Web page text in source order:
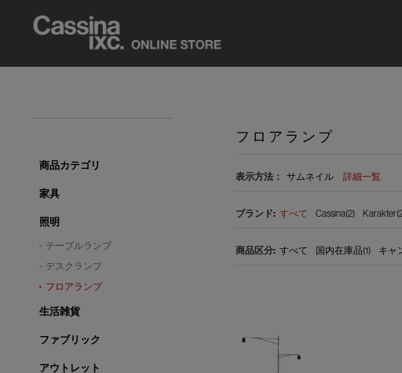
フロアランプ
表示方法： サムネイル 詳細一覧
すべて Cassina(2)
すべて 国内在庫品(1) キャ
商品カテゴリ
家具
照明
テーブルランプ
デスクランプ
フロアランプ
生活雑貨
ファブリック
アウトレット